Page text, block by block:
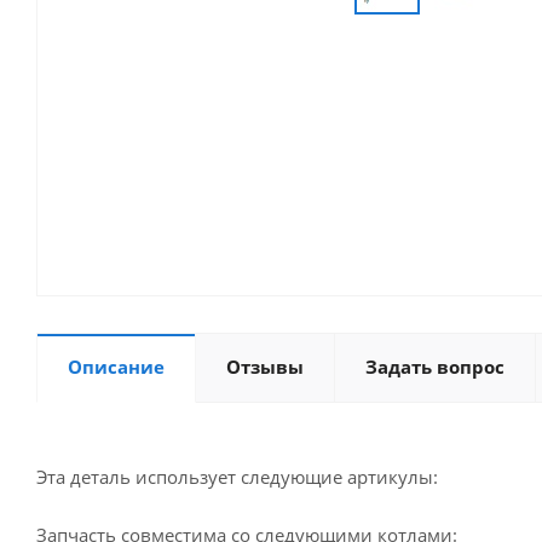
Описание Отзывы Задать вопрос
Эта деталь использует следующие артикулы:
Запчасть совместима со следующими котлами: